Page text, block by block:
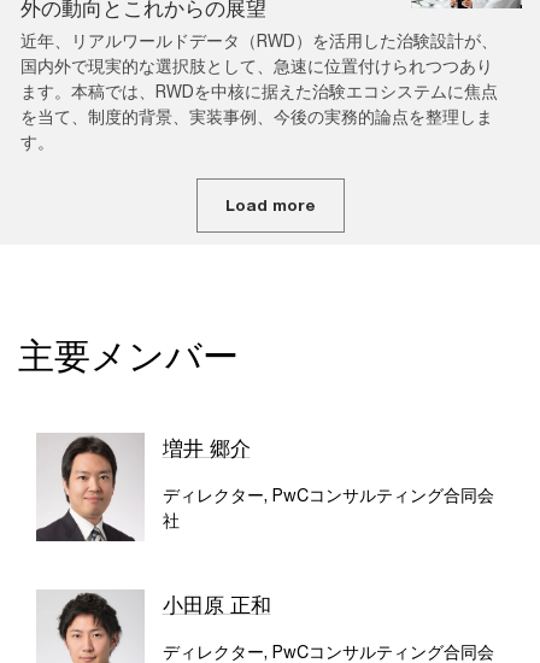
外の動向とこれからの展望
近年、リアルワールドデータ（RWD）を活用した治験設計が、
国内外で現実的な選択肢として、急速に位置付けられつつあり
ます。本稿では、RWDを中核に据えた治験エコシステムに焦点
を当て、制度的背景、実装事例、今後の実務的論点を整理しま
す。
Load more
主要メンバー
増井 郷介
ディレクター, PwCコンサルティング合同会
社
小田原 正和
ディレクター, PwCコンサルティング合同会